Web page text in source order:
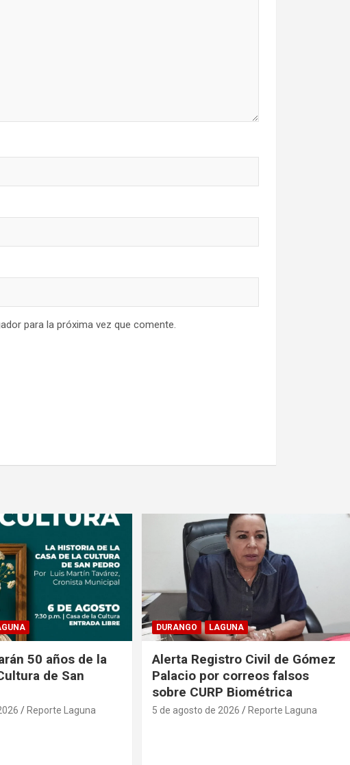
para la próxima vez que comente.
50 años de la
de San
Reporte Laguna
DURANGO LAGUNA
Alerta Registro Civil de Gómez
Palacio por correos falsos
sobre CURP Biométrica
5 de agosto de 2026 Reporte Laguna